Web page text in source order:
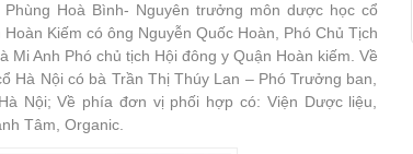
Hoà Bình- Nguyên trưởng môn dược học cổ
Kiếm có ông Nguyễn Quốc Hoàn, Phó Chủ Tịch
Mi Anh Phó chủ tịch Hội đông y Quận Hoàn kiếm. Về
Hà Nội có bà Trần Thị Thúy Lan – Phó Trưởng ban,
Nội; Về phía đơn vị phối hợp có: Viện Dược liệu,
Tâm, Organic.